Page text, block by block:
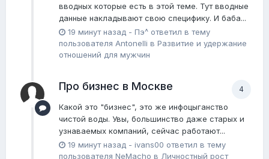
вводных которые есть в этой теме. Тут вводные
данные накладывают свою специфику. И баба...
19 минут назад - Пэ^ ответил в тему
пользователя Antonelli в Pазвитие и удержание
отношений для мужчин
4
Про бизнес в Москве
Какой это "бизнес", это же инфоцыганство
чистой воды. Увы, большинство даже старых и
узнаваемых компаний, сейчас работают...
19 минут назад - ivans00 ответил в тему
пользователя NeMacho в Личностный рост